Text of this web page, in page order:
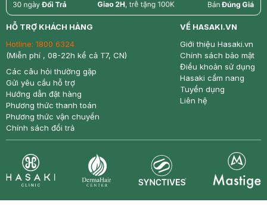
return nowfree price
HỖ TRỢ KHÁCH HÀNG
Hotline: 1800 6324
(Miễn phí , 08-22h kể cả T7, CN)
Các câu hỏi thường gặp
Gửi yêu cầu hỗ trợ
Hướng dẫn đặt hàng
Phương thức thanh toán
Phương thức vận chuyển
Chính sách đổi trả
VỀ HASAKI.VN
Giới thiệu Hasaki.vn
Chính sách bảo mật
Điều khoản sử dụng
Hasaki cẩm nang
Tuyển dụng
Liên hệ